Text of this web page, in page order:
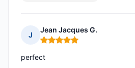
J
Jean Jacques G.
Opmerking: 5 van 5
perfect